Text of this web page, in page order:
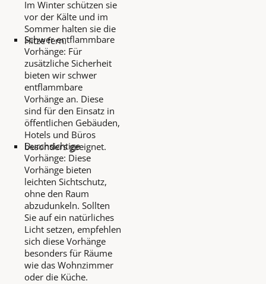
Im Winter schützen sie
vor der Kälte und im
Sommer halten sie die
Hitze fern.
Schwer entflammbare
Vorhänge: Für
zusätzliche Sicherheit
bieten wir schwer
entflammbare
Vorhänge an. Diese
sind für den Einsatz in
öffentlichen Gebäuden,
Hotels und Büros
besonders geeignet.
Durchsichtige
Vorhänge: Diese
Vorhänge bieten
leichten Sichtschutz,
ohne den Raum
abzudunkeln. Sollten
Sie auf ein natürliches
Licht setzen, empfehlen
sich diese Vorhänge
besonders für Räume
wie das Wohnzimmer
oder die Küche.